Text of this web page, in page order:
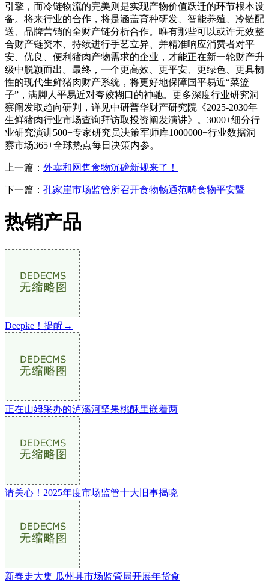
引擎，而冷链物流的完美则是实现产物价值跃迁的环节根本设
备。将来行业的合作，将是涵盖育种研发、智能养殖、冷链配
送、品牌营销的全财产链分析合作。唯有那些可以或许无效整
合财产链资本、持续进行手艺立异、并精准响应消费者对平
安、优良、便利猪肉产物需求的企业，才能正在新一轮财产升
级中脱颖而出。最终，一个更高效、更平安、更绿色、更具韧
性的现代生鲜猪肉财产系统，将更好地保障国平易近“菜篮
子”，满脚人平易近对夸姣糊口的神驰。更多深度行业研究洞
察阐发取趋向研判，详见中研普华财产研究院《2025-2030年
生鲜猪肉行业市场查询拜访取投资阐发演讲》。3000+细分行
业研究演讲500+专家研究员决策军师库1000000+行业数据洞
察市场365+全球热点每日决策内参。
上一篇： 外卖和网售食物沉磅新规来了！
下一篇： 孔家崖市场监管所召开食物畅通范畴食物平安暨
热销产品
Deepke！提醒→
正在山姆采办的泸溪河坚果桃酥里嵌着两
请关心！2025年度市场监管十大旧事揭晓
新春走大集 瓜州县市场监管局开展年货食